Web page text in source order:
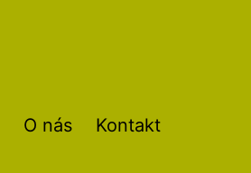
O nás Kontakt